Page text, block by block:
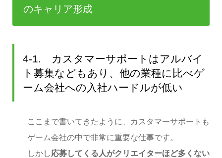
のキャリア形成
4-1. カスタマーサポートはアルバイ
ト募集などもあり、他の業種に比べゲ
ーム会社への入社ハードルが低い
ここまで書いてきたように、カスタマーサポートも
ゲーム会社の中で非常に重要な仕事です。
しかし応募してくる人がクリエイターほど多くない